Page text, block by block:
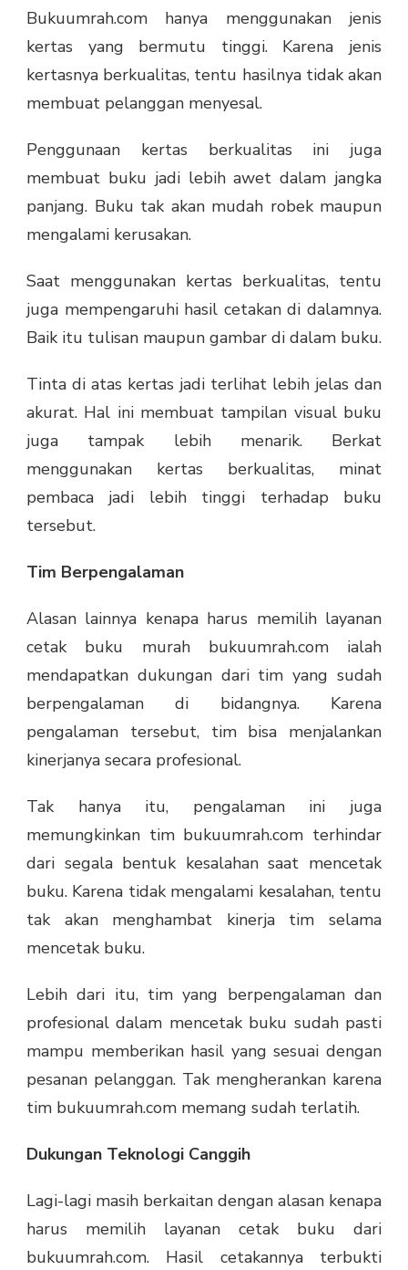
Bukuumrah.com hanya menggunakan jenis
kertas yang bermutu tinggi. Karena jenis
kertasnya berkualitas, tentu hasilnya tidak akan
membuat pelanggan menyesal.
Penggunaan kertas berkualitas ini juga
membuat buku jadi lebih awet dalam jangka
panjang. Buku tak akan mudah robek maupun
mengalami kerusakan.
Saat menggunakan kertas berkualitas, tentu
juga mempengaruhi hasil cetakan di dalamnya.
Baik itu tulisan maupun gambar di dalam buku.
Tinta di atas kertas jadi terlihat lebih jelas dan
akurat. Hal ini membuat tampilan visual buku
juga tampak lebih menarik. Berkat
menggunakan kertas berkualitas, minat
pembaca jadi lebih tinggi terhadap buku
tersebut.
Tim Berpengalaman
Alasan lainnya kenapa harus memilih layanan
cetak buku murah bukuumrah.com ialah
mendapatkan dukungan dari tim yang sudah
berpengalaman di bidangnya. Karena
pengalaman tersebut, tim bisa menjalankan
kinerjanya secara profesional.
Tak hanya itu, pengalaman ini juga
memungkinkan tim bukuumrah.com terhindar
dari segala bentuk kesalahan saat mencetak
buku. Karena tidak mengalami kesalahan, tentu
tak akan menghambat kinerja tim selama
mencetak buku.
Lebih dari itu, tim yang berpengalaman dan
profesional dalam mencetak buku sudah pasti
mampu memberikan hasil yang sesuai dengan
pesanan pelanggan. Tak mengherankan karena
tim bukuumrah.com memang sudah terlatih.
Dukungan Teknologi Canggih
Lagi-lagi masih berkaitan dengan alasan kenapa
harus memilih layanan cetak buku dari
bukuumrah.com. Hasil cetakannya terbukti